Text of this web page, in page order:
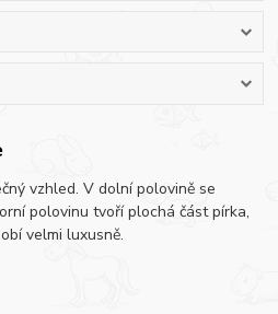
vzhled. V dolní polovině se
polovinu tvoří plochá část pírka,
velmi luxusně.